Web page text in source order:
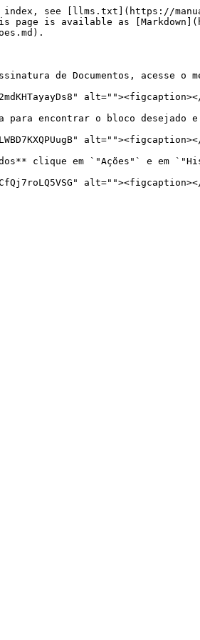
index, see [llms.txt](https://
page is available as
de Documentos, acesse o
para encontrar o bloco desejado
clique em `"Ações"` e em